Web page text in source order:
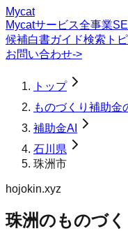
Mycat
Mycatサービス全事業
候補白書ガイド検索ト
お問い合わせ->
トップ
ものづくり補助金
補助金AI
石川県
珠洲市
hojokin.xyz
珠洲のものづ